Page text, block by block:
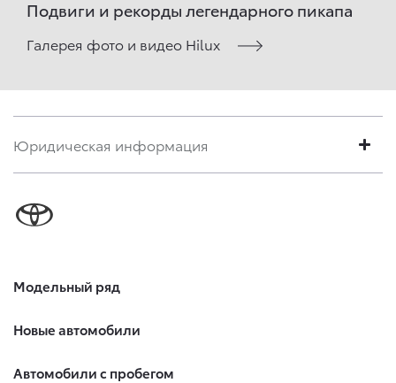
Подвиги и рекорды легендарного пикапа
Галерея фото и видео Hilux
Юридическая информация
Модельный ряд
Новые автомобили
Автомобили с пробегом